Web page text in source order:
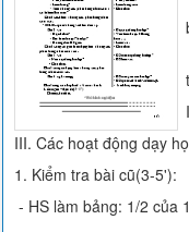
III. Các hoạt động dạy
1. Kiểm tra bài cũ(3-5'):
- HS làm bảng: 1/2 của